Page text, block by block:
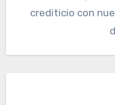
crediticio con